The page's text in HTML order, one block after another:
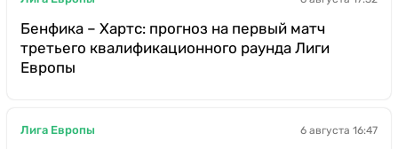
Бенфика – Хартс: прогноз на первый матч
третьего квалификационного раунда Лиги
Европы
Лига Европы 6 августа 16:47